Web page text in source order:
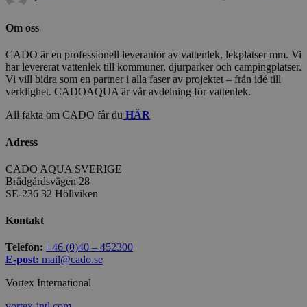
Om oss
CADO är en professionell leverantör av vattenlek, lekplatser mm. Vi
har levererat vattenlek till kommuner, djurparker och campingplatser.
Vi vill bidra som en partner i alla faser av projektet – från idé till
verklighet. CADOAQUA är vår avdelning för vattenlek.
All fakta om CADO får du HÄR
Adress
CADO AQUA SVERIGE
Brädgårdsvägen 28
SE-236 32 Höllviken
Kontakt
Telefon: +46 (0)40 – 452300
E-post: mail@cado.se
Vortex International